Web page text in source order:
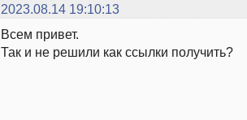
2023.08.14 19:10:13
Всем привет.
Так и не решили как ссылки получить?